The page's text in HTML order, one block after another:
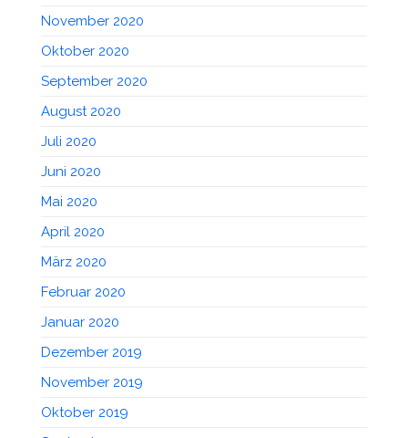
November 2020
Oktober 2020
September 2020
August 2020
Juli 2020
Juni 2020
Mai 2020
April 2020
März 2020
Februar 2020
Januar 2020
Dezember 2019
November 2019
Oktober 2019